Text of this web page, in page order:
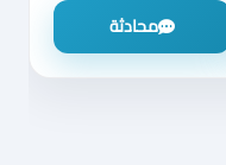
محادثة